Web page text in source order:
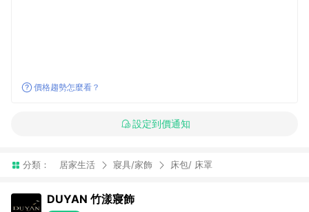
價格趨勢怎麼看？
設定到價通知
分類： 居家生活 寢具/家飾 床包/ 床罩
DUYAN 竹漾寢飾